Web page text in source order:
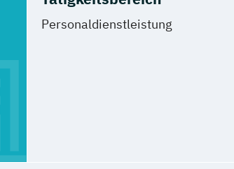
Personaldienstleistung